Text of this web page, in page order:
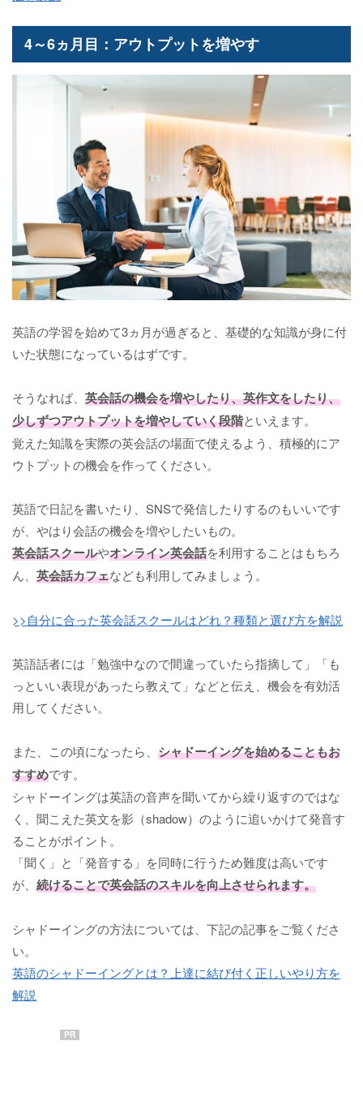
4～6ヵ月目：アウトプットを増やす
英語の学習を始めて3ヵ月が過ぎると、基礎的な知識が身に付
いた状態になっているはずです。
そうなれば、 英会話の機会を増やしたり、英作文をしたり、
少しずつアウトプットを増やしていく段階といえます。
覚えた知識を実際の英会話の場面で使えるよう、積極的にア
ウトプットの機会を作ってください。
英語で日記を書いたり、SNSで発信したりするのもいいです
が、やはり会話の機会を増やしたいもの。
英会話スクールやオンライン英会話を利用することはもちろ
ん、 英会話カフェなども利用してみましょう。
>>自分に合った英会話スクールはどれ？種類と選び方を解説
英語話者には「勉強中なので間違っていたら指摘して」「も
っといい表現があったら教えて」などと伝え、機会を有効活
用してください。
また、この頃になったら、 シャドーイングを始めることもお
すすめです。
シャドーイングは英語の音声を聞いてから繰り返すのではな
く、聞こえた英文を影（shadow）のように追いかけて発音す
ることがポイント。
「聞く」と「発音する」を同時に行うため難度は高いです
が、 続けることで英会話のスキルを向上させられます。
シャドーイングの方法については、下記の記事をご覧くださ
い。
英語のシャドーイングとは？上達に結び付く正しいやり方を
解説
PR